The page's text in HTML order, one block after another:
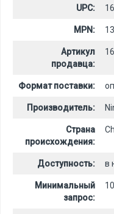
UPC:
MPN:
Артикул
продавца:
Формат поставки:
Производитель:
Страна
происхождения:
Доступность: в
Минимальный
запрос:
10